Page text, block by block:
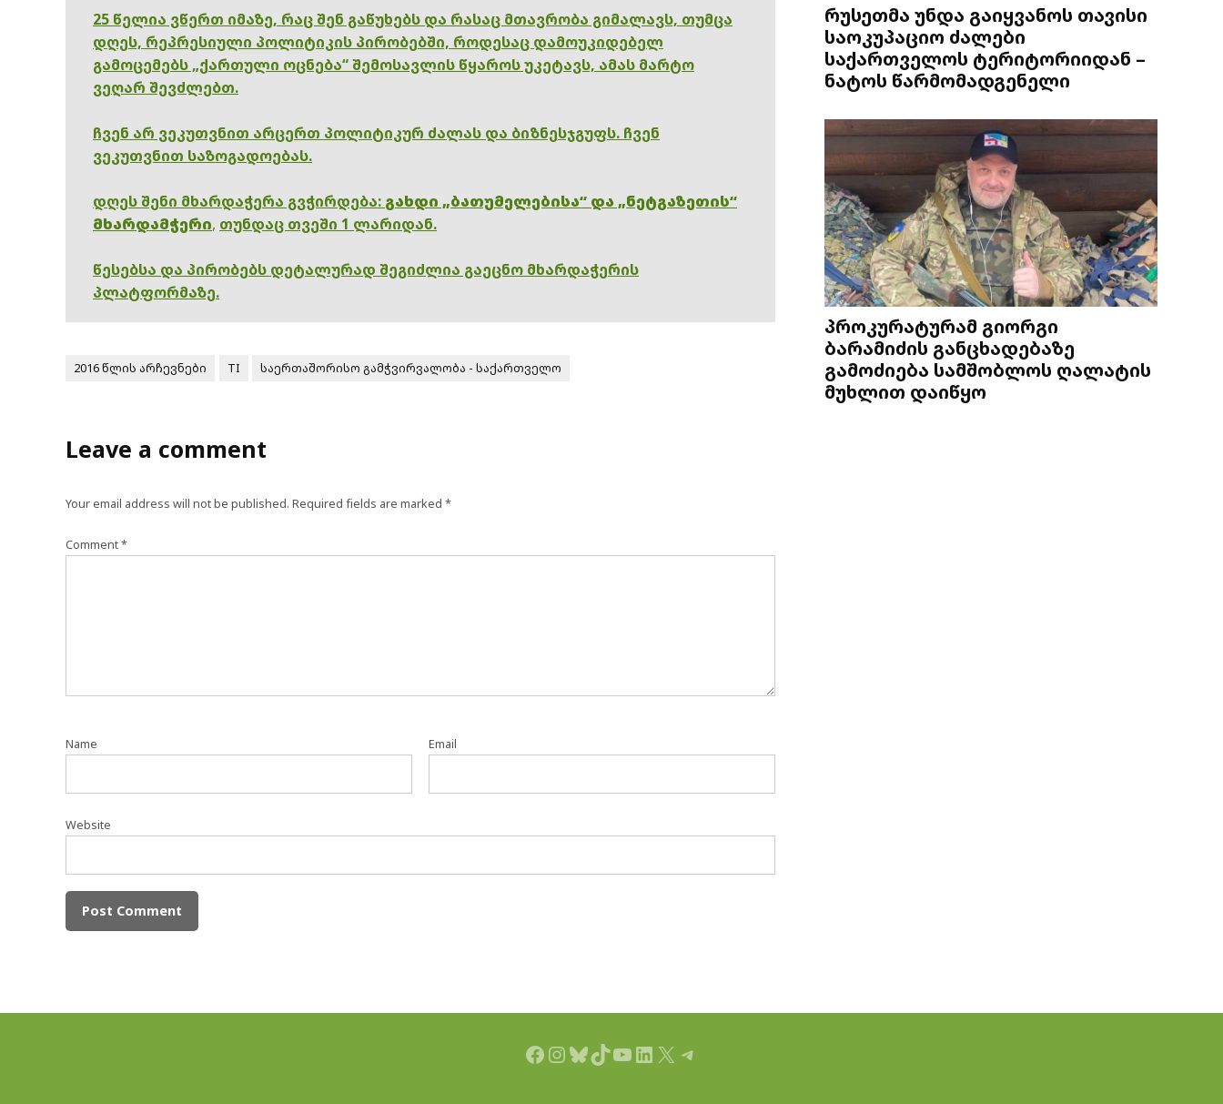
25 წელია ვწერთ იმაზე, რაც შენ გაწუხებს და რასაც მთავრობა გიმალავს, თუმცა
დღეს, რეპრესიული პოლიტიკის პირობებში, როდესაც დამოუკიდებელ
გამოცემებს „ქართული ოცნება“ შემოსავლის წყაროს უკეტავს, ამას მარტო
ვეღარ შევძლებთ.
ჩვენ არ ვეკუთვნით არცერთ პოლიტიკურ ძალას და ბიზნესჯგუფს. ჩვენ
ვეკუთვნით საზოგადოებას.
დღეს შენი მხარდაჭერა გვჭირდება: გახდი „ბათუმელებისა“ და „ნეტგაზეთის“
მხარდამჭერი, თუნდაც თვეში 1 ლარიდან.
წესებსა და პირობებს დეტალურად შეგიძლია გაეცნო მხარდაჭერის
პლატფორმაზე.
2016 წლის არჩევნები TI საერთაშორისო გამჭვირვალობა - საქართველო
Leave a comment
Your email address will not be published. Required fields are marked *
Comment*
Name Email
Website
რუსეთმა უნდა გაიყვანოს თავისი
საოკუპაციო ძალები
საქართველოს ტერიტორიიდან –
ნატოს წარმომადგენელი
პროკურატურამ გიორგი
ბარამიძის განცხადებაზე
გამოძიება სამშობლოს ღალატის
მუხლით დაიწყო
Facebook
Instagram
Bluesky
TikTok
YouTube
LinkedIn
X Telegram